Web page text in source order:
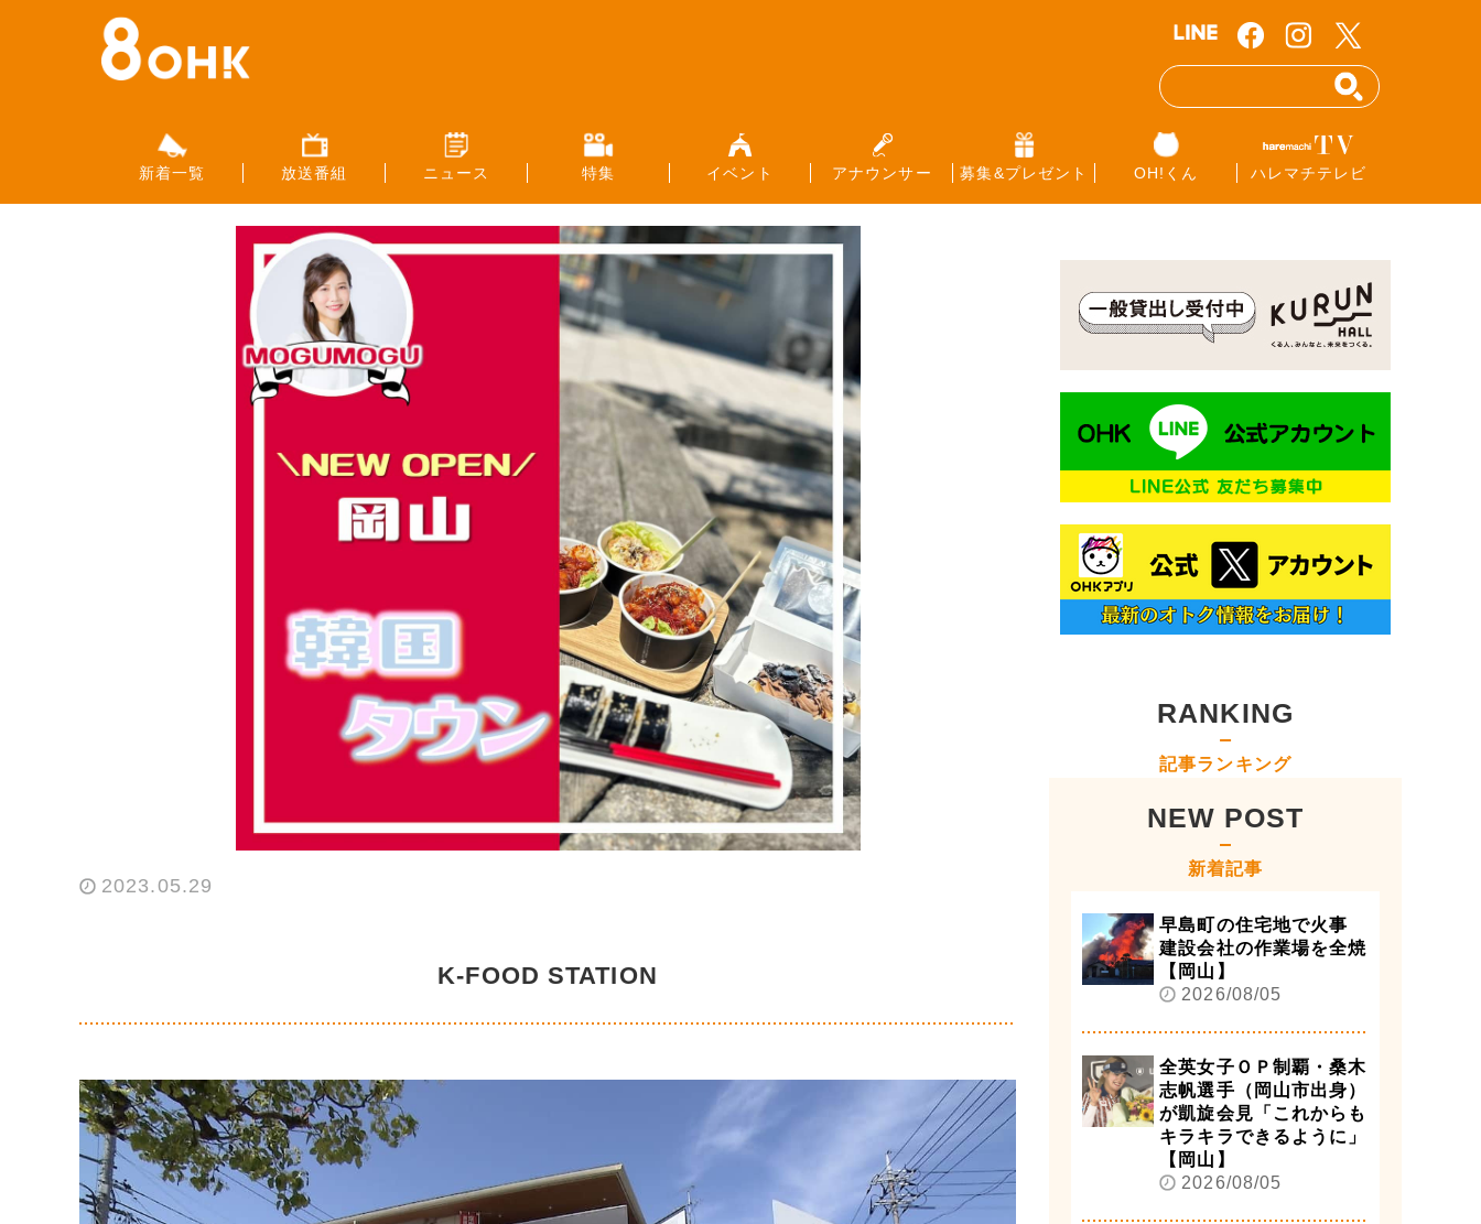
新着一覧 放送番組 ニュース 特集 イベント アナウンサー 募集&プレゼント OH!くん ハレマチテレビ
2023.05.29
K-FOOD STATION
RANKING
記事ランキング
NEW POST
新着記事
早島町の住宅地で火事
建設会社の作業場を全焼
【岡山】
2026/08/05
全英女子ＯＰ制覇・桑木
志帆選手（岡山市出身）
が凱旋会見「これからも
キラキラできるように」
【岡山】
2026/08/05